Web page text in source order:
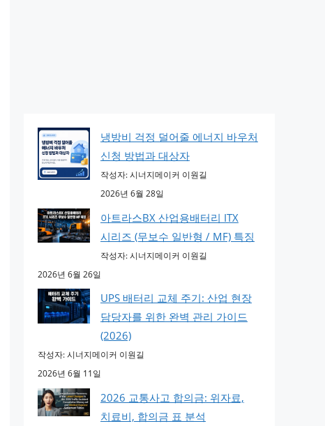
냉방비 걱정 덜어줄 에너지 바우처
신청 방법과 대상자
작성자: 시너지메이커 이원길
2026년 6월 28일
아트라스BX 산업용배터리 ITX
시리즈 (무보수 일반형 / MF) 특징
작성자: 시너지메이커 이원길
2026년 6월 26일
UPS 배터리 교체 주기: 산업 현장
담당자를 위한 완벽 관리 가이드
(2026)
작성자: 시너지메이커 이원길
2026년 6월 11일
2026 교통사고 합의금: 위자료,
치료비, 합의금 표 분석